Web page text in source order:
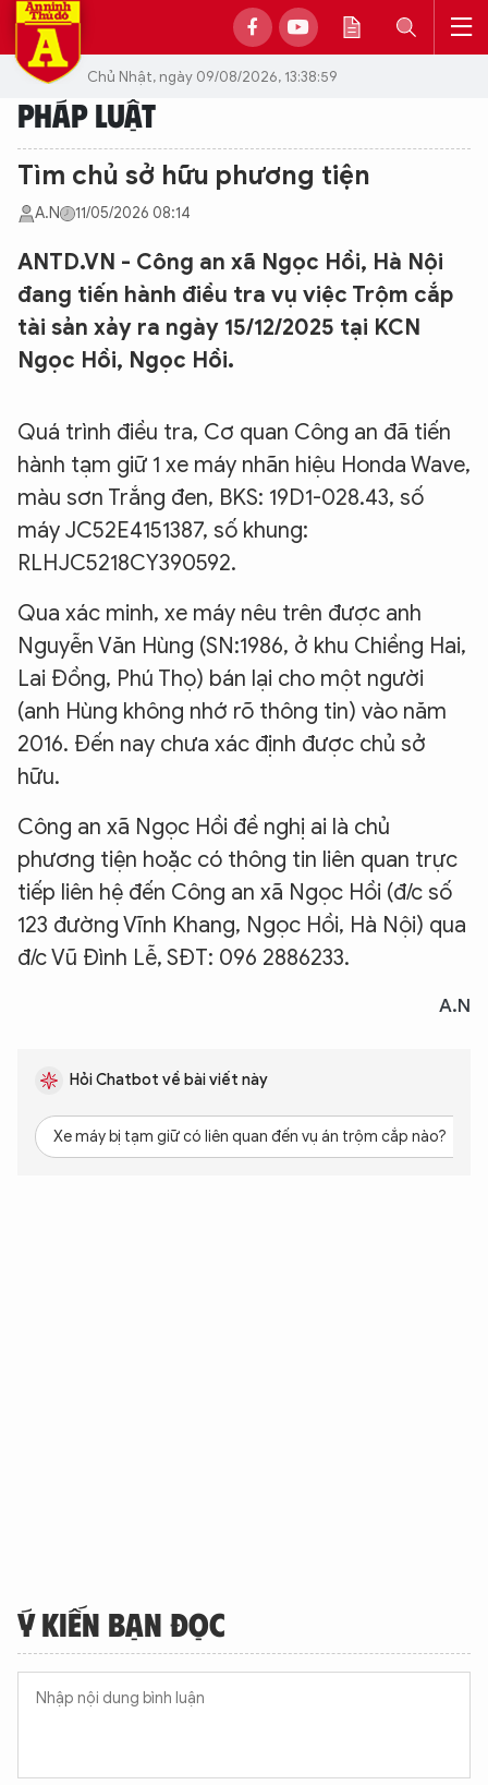
Chủ Nhật, ngày 09/08/2026, 13:38:59
PHÁP LUẬT
Tìm chủ sở hữu phương tiện
A.N 11/05/2026 08:14
ANTD.VN - Công an xã Ngọc Hồi, Hà Nội
đang tiến hành điều tra vụ việc Trộm cắp
tài sản xảy ra ngày 15/12/2025 tại KCN
Ngọc Hồi, Ngọc Hồi.
Quá trình điều tra, Cơ quan Công an đã tiến
hành tạm giữ 1 xe máy nhãn hiệu Honda Wave,
màu sơn Trắng đen, BKS: 19D1-028.43, số
máy JC52E4151387, số khung:
RLHJC5218CY390592.
Qua xác minh, xe máy nêu trên được anh
Nguyễn Văn Hùng (SN:1986, ở khu Chiềng Hai,
Lai Đồng, Phú Thọ) bán lại cho một người
(anh Hùng không nhớ rõ thông tin) vào năm
2016. Đến nay chưa xác định được chủ sở
hữu.
Công an xã Ngọc Hồi đề nghị ai là chủ
phương tiện hoặc có thông tin liên quan trực
tiếp liên hệ đến Công an xã Ngọc Hồi (đ/c số
123 đường Vĩnh Khang, Ngọc Hồi, Hà Nội) qua
đ/c Vũ Đình Lễ, SĐT: 096 2886233.
A.N
Hỏi Chatbot về bài viết này
Xe máy bị tạm giữ có liên quan đến vụ án trộm cắp nào?
Ý KIẾN BẠN ĐỌC